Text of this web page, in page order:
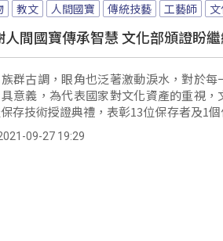
教文 人間國寶 傳統技藝 工藝師
人間國寶傳承智慧 文化部頒證盼
群古調，眼角也泛著激動淚水，對於
意義，為代表國家對文化資產的重視
存技術授證典禮，表彰13位保存者及1
。 09-27 19:29